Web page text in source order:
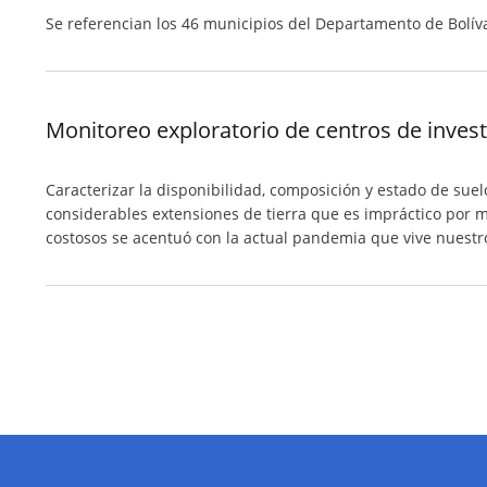
Se referencian los 46 municipios del Departamento de
Monitoreo exploratorio de centros de
Caracterizar la disponibilidad, composición y estado de
considerables extensiones de tierra que es impráctico por
costosos se acentuó con la actual pandemia que vive